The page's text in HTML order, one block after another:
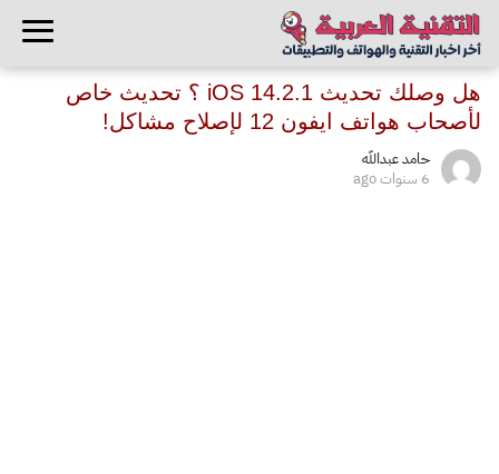
هل وصلك تحديث iOS 14.2.1 ؟ تحديث خاص
لأصحاب هواتف ايفون 12 لإصلاح مشاكل!
حامد عبدالله
6 سنوات ago